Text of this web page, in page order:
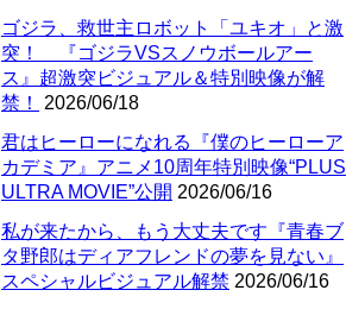
ゴジラ、救世主ロボット「ユキオ」と激
突！ 『ゴジラVSスノウボールアー
ス』超激突ビジュアル＆特別映像が解
禁！
2026/06/18
君はヒーローになれる『僕のヒーローア
カデミア』アニメ10周年特別映像“PLUS
ULTRA MOVIE”公開 2026/06/16
私が来たから、もう大丈夫です『青春ブ
タ野郎はディアフレンドの夢を見ない』
スペシャルビジュアル解禁 2026/06/16